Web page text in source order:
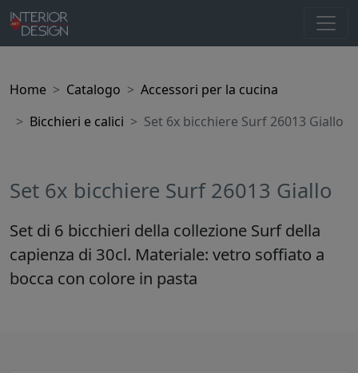
Home Catalogo
Accessori per la cucina
Bicchieri e calici
Set 6x bicchiere Surf 26013 Giallo
Set 6x bicchiere Surf 26013 Giallo
Set di 6 bicchieri della collezione Surf della
capienza di 30cl. Materiale: vetro soffiato a
bocca con colore in pasta